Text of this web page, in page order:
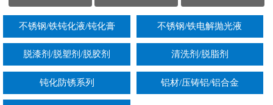
不锈钢/铁钝化液/钝化膏 不锈钢/铁电解抛光液
脱漆剂/脱塑剂/脱胶剂 清洗剂/脱脂剂
钝化防锈系列 铝材/压铸铝/铝合金